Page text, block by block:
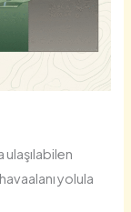
ulaşılabilen
yolula